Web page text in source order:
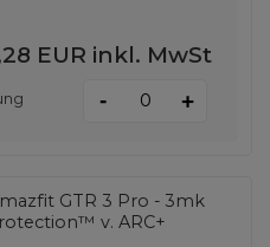
EUR inkl. MwSt
- +
GTR 3 Pro - 3mk
v. ARC+